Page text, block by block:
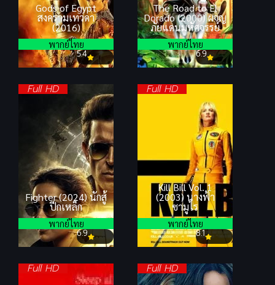
Gods of Egypt
สงครามเทวดา
(2016)
5.4
พากย์ไทย
The Road to El
Dorado (2000) ผจญ
ภัยแดนมหัศจรรย์
6.9
พากย์ไทย
Full HD
Fighter (2024) นักสู้
ปีกเหล็ก
6.9
พากย์ไทย
Full HD
Kill Bill Vol. 1
(2003) นางฟ้า
ซามูไร
8.1
พากย์ไทย
Full HD Full HD